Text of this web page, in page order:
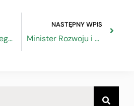
Stawki Opłat za egzaminy w 2024 r.
NASTĘPNY WPIS
Minister Rozwoju i Technologii powołał pełnomocnika do spraw deregulacji i dialogu gospodarczego